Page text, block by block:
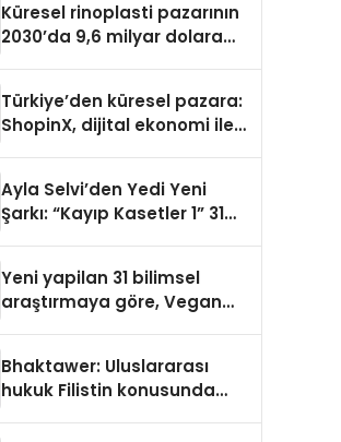
Küresel rinoplasti pazarının
2030’da 9,6 milyar dolara
Türkiye’den küresel pazara:
ShopinX, dijital ekonomi ile
Ayla Selvi’den Yedi Yeni
Şarkı: “Kayıp Kasetler 1” 31
Yeni yapilan 31 bilimsel
araştırmaya göre, Vegan
Sindirildiğini Ortaya Koydu
Bhaktawer: Uluslararası
hukuk Filistin konusunda